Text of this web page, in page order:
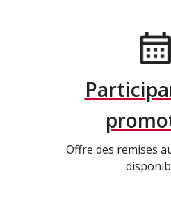
Offre des remises